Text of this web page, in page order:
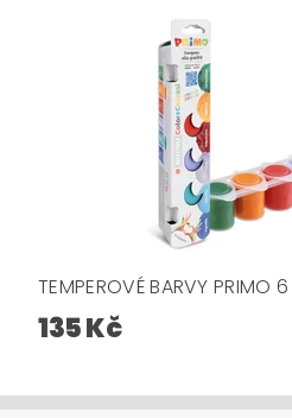
TEMPEROVÉ BARVY PRIMO
135 Kč